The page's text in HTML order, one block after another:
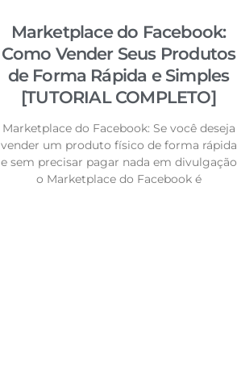
Marketplace do Facebook:
Como Vender Seus Produtos
de Forma Rápida e Simples
[TUTORIAL COMPLETO]
Marketplace do Facebook: Se você deseja
vender um produto físico de forma rápida
e sem precisar pagar nada em divulgação
o Marketplace do Facebook é